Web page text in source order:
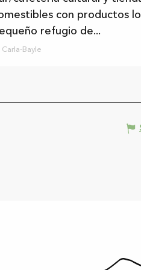
con productos
refugio de...
Carla-Bayle